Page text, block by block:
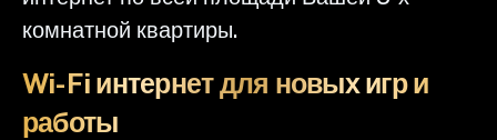
комнатной квартиры.
Wi-Fi интернет для новых игр и
работы